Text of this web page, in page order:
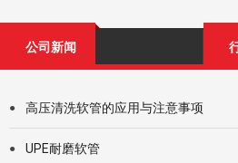
公司新闻
● 高压清洗软管的应用与注意事项
● UPE耐磨软管